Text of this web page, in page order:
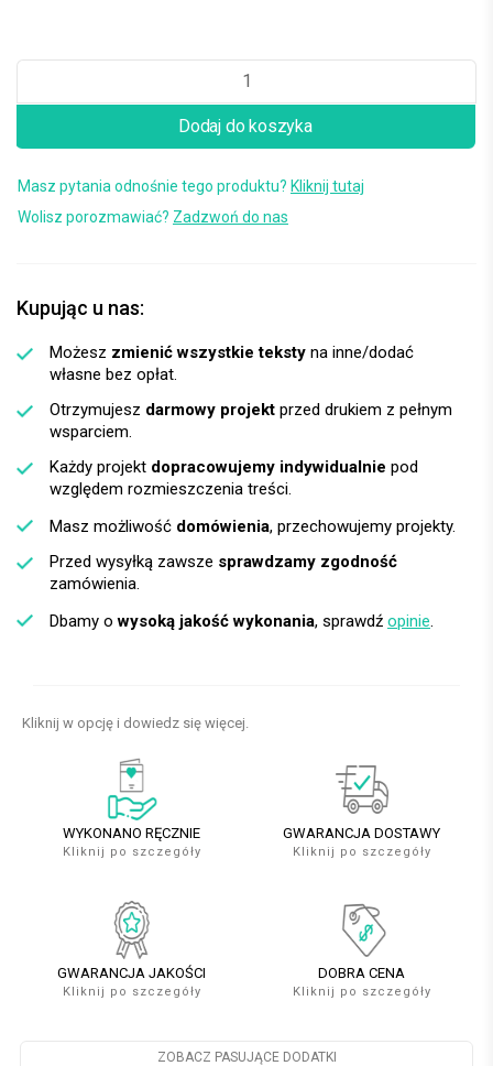
Dodaj do koszyka
Masz pytania odnośnie tego produktu? Kliknij tutaj
Wolisz porozmawiać? Zadzwoń do nas
Kupując u nas:
Możesz zmienić wszystkie teksty na inne/dodać
własne bez opłat.
Otrzymujesz darmowy projekt przed drukiem z pełnym
wsparciem.
Każdy projekt dopracowujemy indywidualnie pod
względem rozmieszczenia treści.
Masz możliwość domówienia, przechowujemy projekty.
Przed wysyłką zawsze sprawdzamy zgodność
zamówienia.
Dbamy owysoką jakość wykonania, sprawdź opinie
Kliknij w opcję i dowiedz się więcej.
WYKONANO RĘCZNIE
Kliknij po szczegóły
GWARANCJA DOSTAWY
Kliknij po szczegóły
GWARANCJA JAKOŚCI
Kliknij po szczegóły
DOBRA CENA
Kliknij po szczegóły
ZOBACZ PASUJĄCE DODATKI